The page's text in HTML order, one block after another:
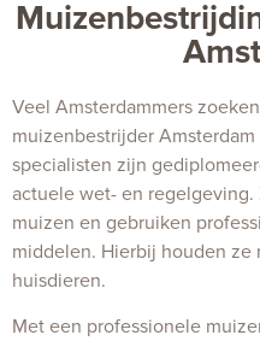
Veel Amsterdammers
muizenbestrijder
specialisten zijn
actuele wet- en
muizen en gebruiken
middelen. Hierbij houden ze
huisdieren.
Met een professionele